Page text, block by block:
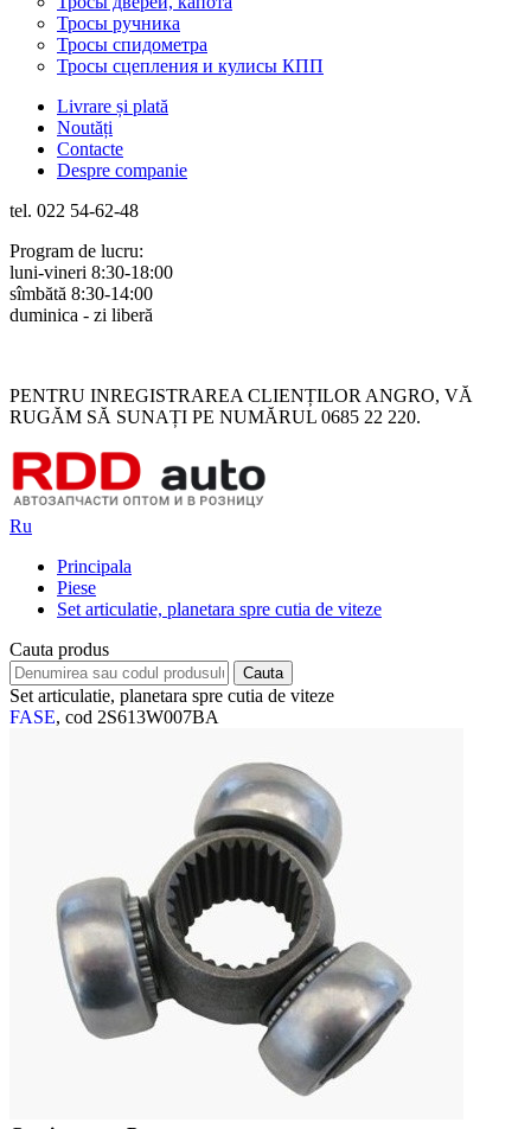
Тросы ручника
Тросы спидометра
Тросы сцепления и кулисы КПП
Livrare și plată
Noutăți
Contacte
Despre companie
tel. 022 54-62-48
Program de lucru:
luni-vineri 8:30-18:00
sîmbătă 8:30-14:00
duminica - zi liberă
PENTRU INREGISTRAREA CLIENȚILOR ANGRO, VĂ
RUGĂM SĂ SUNAȚI PE NUMĂRUL 0685 22 220.
Ru
Principala
Piese
Set articulatie, planetara spre cutia de viteze
Cauta produs
Set articulatie, planetara spre cutia de viteze
FASE, cod 2S613W007BA